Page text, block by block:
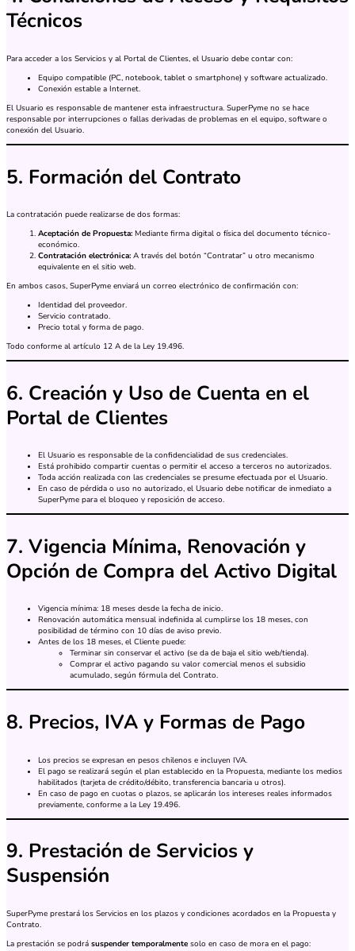
Técnicos
Para acceder a los Servicios y al Portal de Clientes, el Usuario debe contar con:
Equipo compatible (PC, notebook, tablet o smartphone) y software actualizado.
Conexión estable a Internet.
El Usuario es responsable de mantener esta infraestructura. SuperPyme no se hace
responsable por interrupciones o fallas derivadas de problemas en el equipo, software o
conexión del Usuario.
5. Formación del Contrato
La contratación puede realizarse de dos formas:
Aceptación de Propuesta: Mediante firma digital o física del documento técnico-
económico.
Contratación electrónica: A través del botón “Contratar” u otro mecanismo
equivalente en el sitio web.
En ambos casos, SuperPyme enviará un correo electrónico de confirmación con:
Identidad del proveedor.
Servicio contratado.
Precio total y forma de pago.
Todo conforme al artículo 12 A de la Ley 19.496.
6. Creación y Uso de Cuenta en el
Portal de Clientes
El Usuario es responsable de la confidencialidad de sus credenciales.
Está prohibido compartir cuentas o permitir el acceso a terceros no autorizados.
Toda acción realizada con las credenciales se presume efectuada por el Usuario.
En caso de pérdida o uso no autorizado, el Usuario debe notificar de inmediato a
SuperPyme para el bloqueo y reposición de acceso.
7. Vigencia Mínima, Renovación y
Opción de Compra del Activo Digital
Vigencia mínima: 18 meses desde la fecha de inicio.
Renovación automática mensual indefinida al cumplirse los 18 meses, con
posibilidad de término con 10 días de aviso previo.
Antes de los 18 meses, el Cliente puede:
Terminar sin conservar el activo (se da de baja el sitio web/tienda).
Comprar el activo pagando su valor comercial menos el subsidio
acumulado, según fórmula del Contrato.
8. Precios, IVA y Formas de Pago
Los precios se expresan en pesos chilenos e incluyen IVA.
El pago se realizará según el plan establecido en la Propuesta, mediante los medios
habilitados (tarjeta de crédito/débito, transferencia bancaria u otros).
En caso de pago en cuotas o plazos, se aplicarán los intereses reales informados
previamente, conforme a la Ley 19.496.
9. Prestación de Servicios y
Suspensión
SuperPyme prestará los Servicios en los plazos y condiciones acordados en la Propuesta y
Contrato.
La prestación se podrá suspender temporalmente solo en caso de mora en el pago: